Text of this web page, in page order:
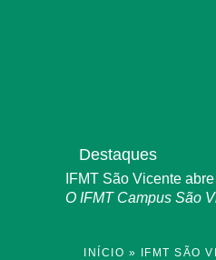
Destaques
IFMT São Vicente
O IFMT Campus São
INÍCIO » IFMT SÃO